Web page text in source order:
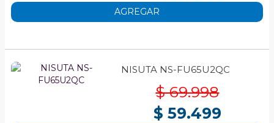
AGREGAR
NISUTA NS-FU65U2QC
$ 69.998
$ 59.499